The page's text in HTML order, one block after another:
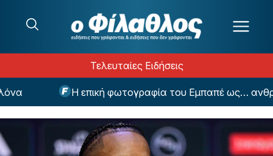
Τελευταίες Ειδήσεις
Η επική φωτογραφία του Εμπαπέ ως…